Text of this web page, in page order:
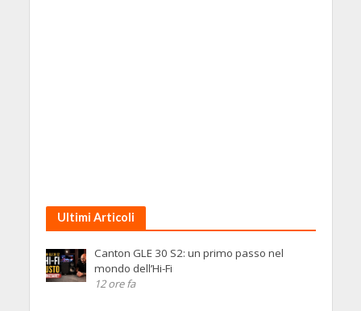
Ultimi Articoli
Canton GLE 30 S2: un primo passo nel
mondo dell’Hi-Fi
12 ore fa